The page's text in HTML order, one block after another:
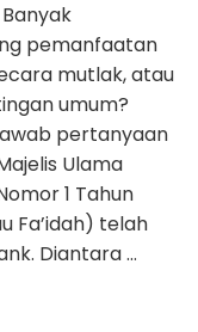
pemanfaatan
mutlak, atau
umum?
pertanyaan
Ulama
1 Tahun
Fa’idah) telah
Diantara …